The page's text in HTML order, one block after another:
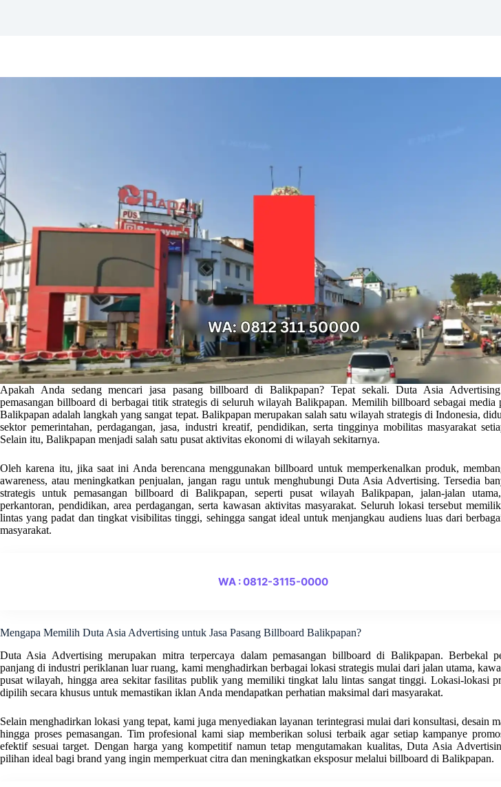
Apakah Anda sedang mencari jasa pasang billboard di Balikpapan? Tepat sekali. Duta Asia
pemasangan billboard di berbagai titik strategis di seluruh wilayah Balikpapan. Memilih billboard sebagai media
Balikpapan adalah langkah yang sangat tepat. Balikpapan merupakan salah satu wilayah strategis di Indonesia,
sektor pemerintahan, perdagangan, jasa, industri kreatif, pendidikan, serta tingginya mobilitas masyarakat
Selain itu, Balikpapan menjadi salah satu pusat aktivitas ekonomi di wilayah sekitarnya.
Oleh karena itu, jika saat ini Anda berencana menggunakan billboard untuk memperkenalkan produk,
awareness, atau meningkatkan penjualan, jangan ragu untuk menghubungi Duta Asia Advertising. Tersedia
strategis untuk pemasangan billboard di Balikpapan, seperti pusat wilayah Balikpapan, jalan-jalan
perkantoran, pendidikan, area perdagangan, serta kawasan aktivitas masyarakat. Seluruh lokasi tersebut
lintas yang padat dan tingkat visibilitas tinggi, sehingga sangat ideal untuk menjangkau audiens luas dari
masyarakat.
WA : 0812-3115-0000
Mengapa Memilih Duta Asia Advertising untuk Jasa Pasang Billboard Balikpapan?
Duta Asia Advertising merupakan mitra terpercaya dalam pemasangan billboard di Balikpapan. Berbekal
panjang di industri periklanan luar ruang, kami menghadirkan berbagai lokasi strategis mulai dari jalan utama,
pusat wilayah, hingga area sekitar fasilitas publik yang memiliki tingkat lalu lintas sangat tinggi. Lokasi-lokasi
dipilih secara khusus untuk memastikan iklan Anda mendapatkan perhatian maksimal dari masyarakat.
Selain menghadirkan lokasi yang tepat, kami juga menyediakan layanan terintegrasi mulai dari konsultasi, desain
hingga proses pemasangan. Tim profesional kami siap memberikan solusi terbaik agar setiap kampanye
efektif sesuai target. Dengan harga yang kompetitif namun tetap mengutamakan kualitas, Duta Asia
pilihan ideal bagi brand yang ingin memperkuat citra dan meningkatkan eksposur melalui billboard di Balikpapan.